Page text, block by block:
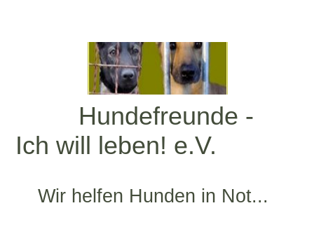
Hundefreunde -
Ich will leben! e.V.
Wir helfen Hunden in Not...